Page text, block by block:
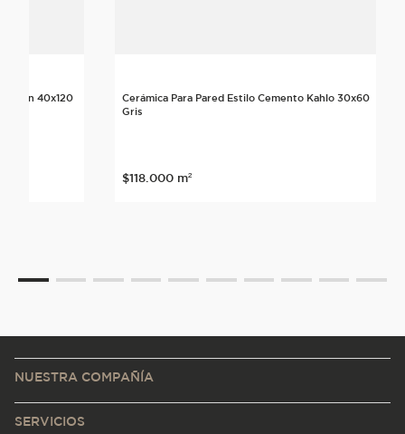
Urban 40x120
Cerámica Para Pared Estilo Cemento Kahlo 30x60
Gris
$118.000 m²
NUESTRA COMPAÑÍA
SERVICIOS